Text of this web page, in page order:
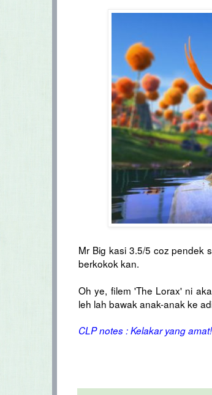
Mr Big kasi 3.5/5 coz pendek
berkokok kan.
Oh ye, filem 'The Lorax' ni
leh lah bawak anak-anak ke
CLP notes : Kelakar yang amat!